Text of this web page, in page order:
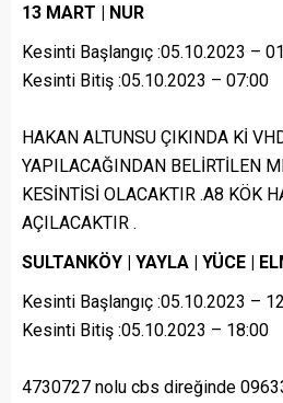
13 MART | NUR
Kesinti Başlangıç :05.10.2023 –
Kesinti Bitiş :05.10.2023 – 07:00
HAKAN ALTUNSU ÇIKINDA Kİ
YAPILACAĞINDAN BELİRTİLEN
KESİNTİSİ OLACAKTIR .A8 KÖK
AÇILACAKTIR .
SULTANKÖY | YAYLA | YÜCE |
Kesinti Başlangıç :05.10.2023 –
Kesinti Bitiş :05.10.2023 – 18:00
4730727 nolu cbs direğinde